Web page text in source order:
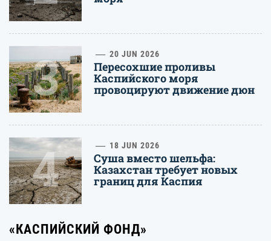
3 20 JUN 2026
Пересохшие проливы
Каспийского моря
провоцируют движение дюн
4 18 JUN 2026
Суша вместо шельфа:
Казахстан требует новых
границ для Каспия
«КАСПИЙСКИЙ ФОНД»